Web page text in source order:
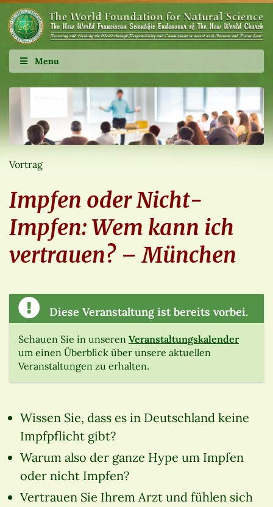
Menu
Vortrag
Impfen oder Nicht-
Impfen: Wem kann ich
vertrauen? – München
Diese Veranstaltung ist bereits vorbei.
Schauen Sie in unseren Veranstaltungskalender
um einen Überblick über unsere aktuellen
Veranstaltungen zu erhalten.
Wissen Sie, dass es in Deutschland keine
Impfpflicht gibt?
Warum also der ganze Hype um Impfen
oder nicht Impfen?
Vertrauen Sie Ihrem Arzt und fühlen sich